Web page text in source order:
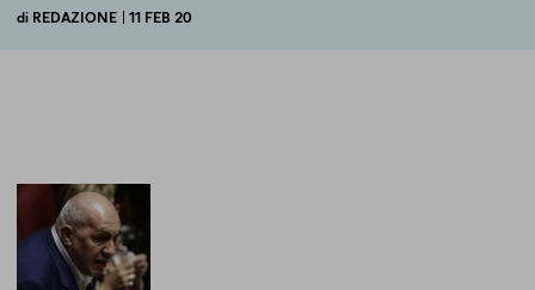
di REDAZIONE | 11 FEB 20